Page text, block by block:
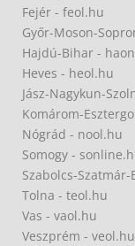
Fejér - feol.hu
Győr-Moson-
Hajdú-Bihar -
Heves - heol.hu
Jász-Nagykun-
Komárom-
Nógrád - nool.hu
Somogy -
Szabolcs-
Tolna - teol.hu
Vas - vaol.hu
Veszprém - veol.hu